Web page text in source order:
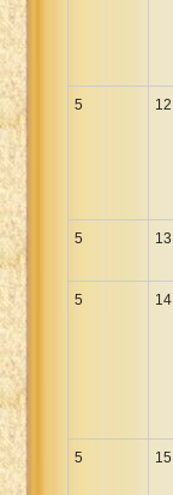
5 12
5 13
5 14
5 15